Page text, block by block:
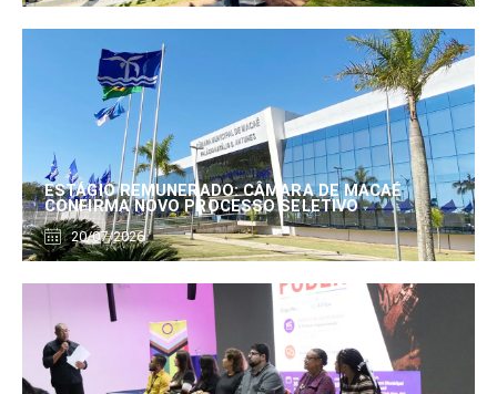
ESTÁGIO REMUNERADO: CÂMARA DE MACAÉ
CONFIRMA NOVO PROCESSO SELETIVO
20/07/2026